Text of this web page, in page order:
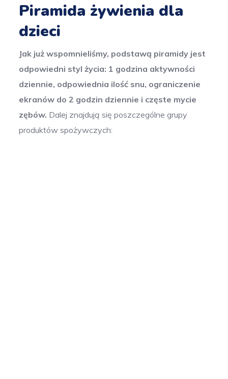
Piramida żywienia dla
dzieci
Jak już wspomnieliśmy, podstawą piramidy jest
odpowiedni styl życia: 1 godzina aktywności
dziennie, odpowiednia ilość snu, ograniczenie
ekranów do 2 godzin dziennie i częste mycie
zębów. Dalej znajdują się poszczególne grupy
produktów spożywczych: